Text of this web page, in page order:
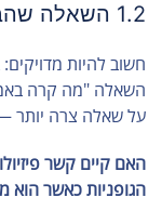
1.2 השאלה שהבדיקה עונה עליה - ורק עליה
חשוב להיות
השאלה "מה קרה
על שאלה צרה יותר
האם קיים קשר
הגופניות כאשר הוא